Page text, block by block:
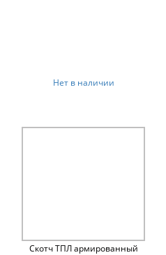
Нет в наличии
Скотч ТПЛ армированный